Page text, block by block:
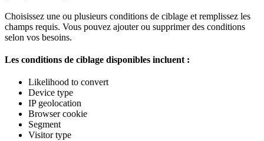
Choisissez une ou plusieurs conditions de ciblage et remplissez les
champs requis. Vous pouvez ajouter ou supprimer des conditions
selon vos besoins.
Les conditions de ciblage disponibles incluent :
Likelihood to convert
Device type
IP geolocation
Browser cookie
Segment
Visitor type